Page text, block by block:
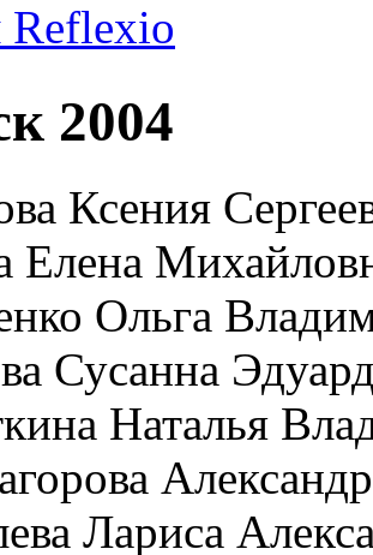
2004
Ксения
Елена
Ольга
Сусанна
Наталья
Лариса